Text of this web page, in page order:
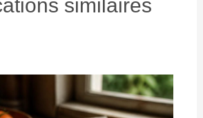
similaires